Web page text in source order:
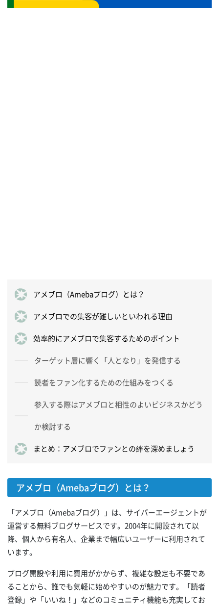
アメブロ（Amebaブログ）とは？
アメブロでの集客が難しいといわれる理由
効率的にアメブロで集客するためのポイント
ターゲット層に響く「人となり」を発信する
読者をファン化するための仕組みをつくる
参入する際はアメブロと相性のよいビジネスかどう
か検討する
まとめ：アメブロでファンとの絆を深めましょう
アメブロ（Amebaブログ）とは？
「アメブロ（Amebaブログ）」は、サイバーエージェントが
運営する無料ブログサービスです。2004年に開設されて以
降、個人から有名人、企業まで幅広いユーザーに利用されて
います。
ブログ開設や利用に費用がかからず、複雑な設定も不要であ
ることから、誰でも気軽に始めやすいのが魅力です。「読者
登録」や「いいね！」などのコミュニティ機能も充実してお